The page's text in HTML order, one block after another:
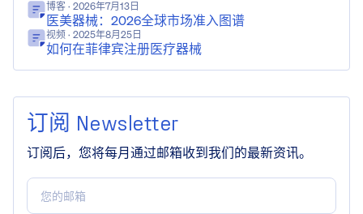
博客 · 2026年7月13日
医美器械：2026全球市场准入图谱
视频 · 2025年8月25日
如何在菲律宾注册医疗器械
订阅 Newsletter
订阅后，您将每月通过邮箱收到我们的最新资讯。